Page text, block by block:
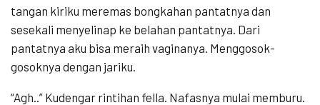
tangan kiriku meremas bongkahan pantatnya dan
sesekali menyelinap ke belahan pantatnya. Dari
pantatnya aku bisa meraih vaginanya. Menggosok-
gosoknya dengan jariku.
“Agh..” Kudengar rintihan fella. Nafasnya mulai memburu.